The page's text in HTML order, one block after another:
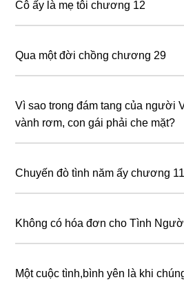
Cô ấy là mẹ tôi chương 12
Qua một đời chồng chương 29
Vì sao trong đám tang của người
vành rơm, con gái phải che mặt?
Chuyến đò tình năm ấy chương 11
Không có hóa đơn cho Tình
Một cuộc tình,bình yên là khi